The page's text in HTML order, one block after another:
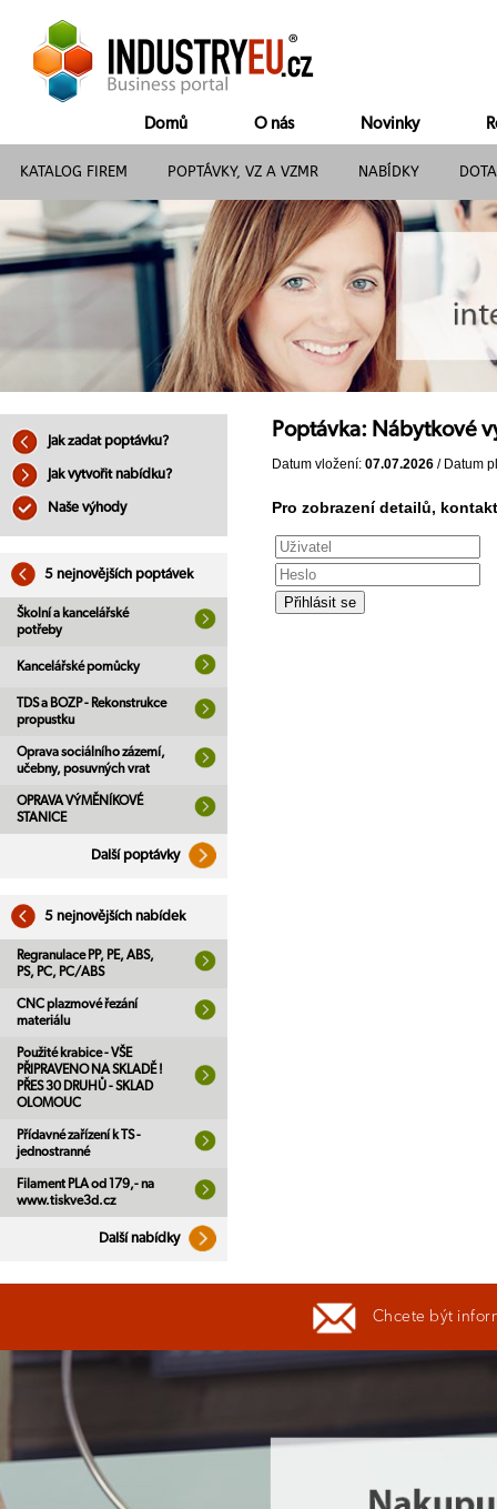
Domů O nás Novinky
KATALOG FIREM POPTÁVKY, VZ A VZMR NABÍDKY
Jak zadat poptávku?
Jak vytvořit nabídku?
Naše výhody
5 nejnovějších poptávek
Školní a kancelářské
potřeby
Kancelářské pomůcky
TDS a BOZP - Rekonstrukce
propustku
Oprava sociálního zázemí,
učebny, posuvných vrat
OPRAVA VÝMĚNÍKOVÉ
STANICE
Další poptávky
5 nejnovějších nabídek
Regranulace PP, PE, ABS,
PS, PC, PC/ABS
CNC plazmové řezání
materiálu
Použité krabice - VŠE
PŘIPRAVENO NA SKLADĚ !
PŘES 30 DRUHŮ - SKLAD
OLOMOUC
Přídavné zařízení k TS -
jednostranné
Filament PLA od 179,- na
www.tiskve3d.cz
Další nabídky
Poptávka: Nábytkové
Datum vložení: 07.07.2026 / Datum
Pro zobrazení detailů,
Chcete být